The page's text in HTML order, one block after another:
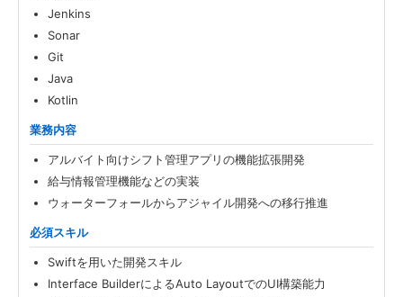
Jenkins
Sonar
Git
Java
Kotlin
業務内容
アルバイト向けシフト管理アプリの機能拡張開発
給与情報管理機能などの実装
ウォーターフォールからアジャイル開発への移行推進
必須スキル
Swiftを用いた開発スキル
Interface BuilderによるAuto LayoutでのUI構築能力